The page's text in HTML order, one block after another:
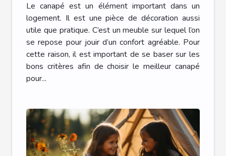
Le canapé est un élément important dans un
logement. Il est une pièce de décoration aussi
utile que pratique. C’est un meuble sur lequel l’on
se repose pour jouir d’un confort agréable. Pour
cette raison, il est important de se baser sur les
bons critères afin de choisir le meilleur canapé
pour...